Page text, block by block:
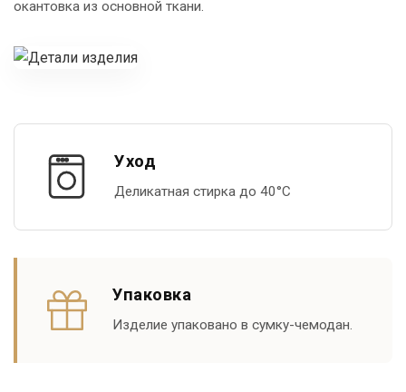
окантовка из основной ткани.
Уход
Деликатная стирка до 40°С
Упаковка
Изделие упаковано в сумку-чемодан.